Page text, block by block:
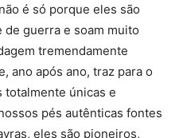
é só porque eles são
guerra e soam muito
tremendamente
ano após ano, traz para o
totalmente únicas e
pés autênticas fontes
eles são pioneiros,